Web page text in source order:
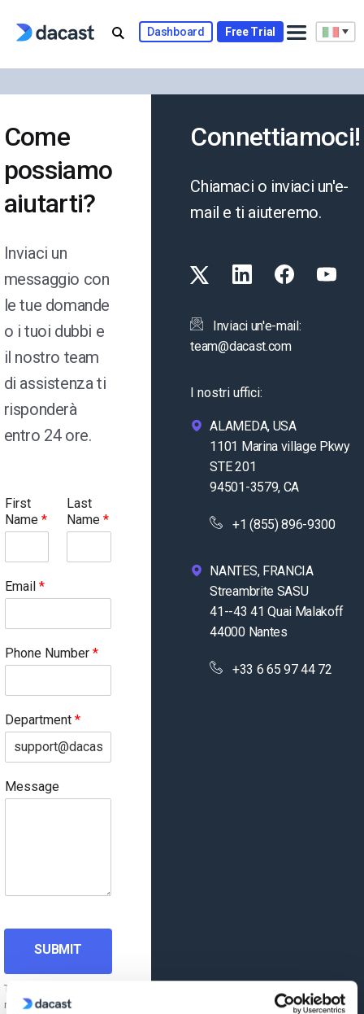
Dashboard Free Trial
Come
possiamo
aiutarti?
Inviaci un
messaggio con
le tue domande
o i tuoi dubbi e
il nostro team
di assistenza ti
risponderà
entro 24 ore.
First
Name *
Last
Name*
Email *
Phone Number *
Department *
Message
SUBMIT
This site is protected by
reCAPTCHA and the
Connettiamoci!
Chiamaci o inviaci un'e-
mail e ti aiuteremo.
Inviaci un'e-mail:
team@dacast.com
I nostri uffici:
ALAMEDA, USA
1101 Marina village Pkwy
STE 201
94501-3579, CA
+1 (855) 896-9300
NANTES, FRANCIA
Streambrite SASU
41--43 41 Quai Malakoff
44000 Nantes
+33 6 65 97 44 72